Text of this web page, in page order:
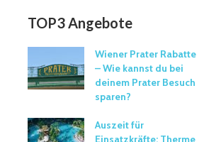
TOP3 Angebote
Wiener Prater Rabatte
– Wie kannst du bei
deinem Prater Besuch
sparen?
Auszeit für